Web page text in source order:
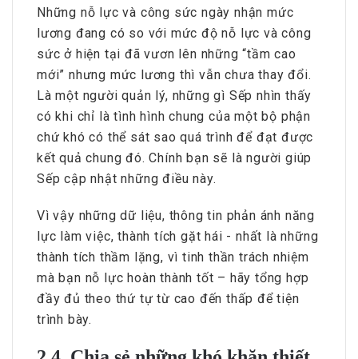
Những nỗ lực và công sức ngày nhận mức
lương đang có so với mức độ nỗ lực và công
sức ở hiện tại đã vươn lên những “tầm cao
mới” nhưng mức lương thì vẫn chưa thay đổi.
Là một người quản lý, những gì Sếp nhìn thấy
có khi chỉ là tình hình chung của một bộ phận
chứ khó có thể sát sao quá trình để đạt được
kết quả chung đó. Chính bạn sẽ là người giúp
Sếp cập nhật những điều này.
Vì vậy những dữ liệu, thông tin phản ánh năng
lực làm việc, thành tích gặt hái - nhất là những
thành tích thầm lặng, vì tinh thần trách nhiệm
mà bạn nỗ lực hoàn thành tốt – hãy tổng hợp
đầy đủ theo thứ tự từ cao đến thấp để tiện
trình bày.